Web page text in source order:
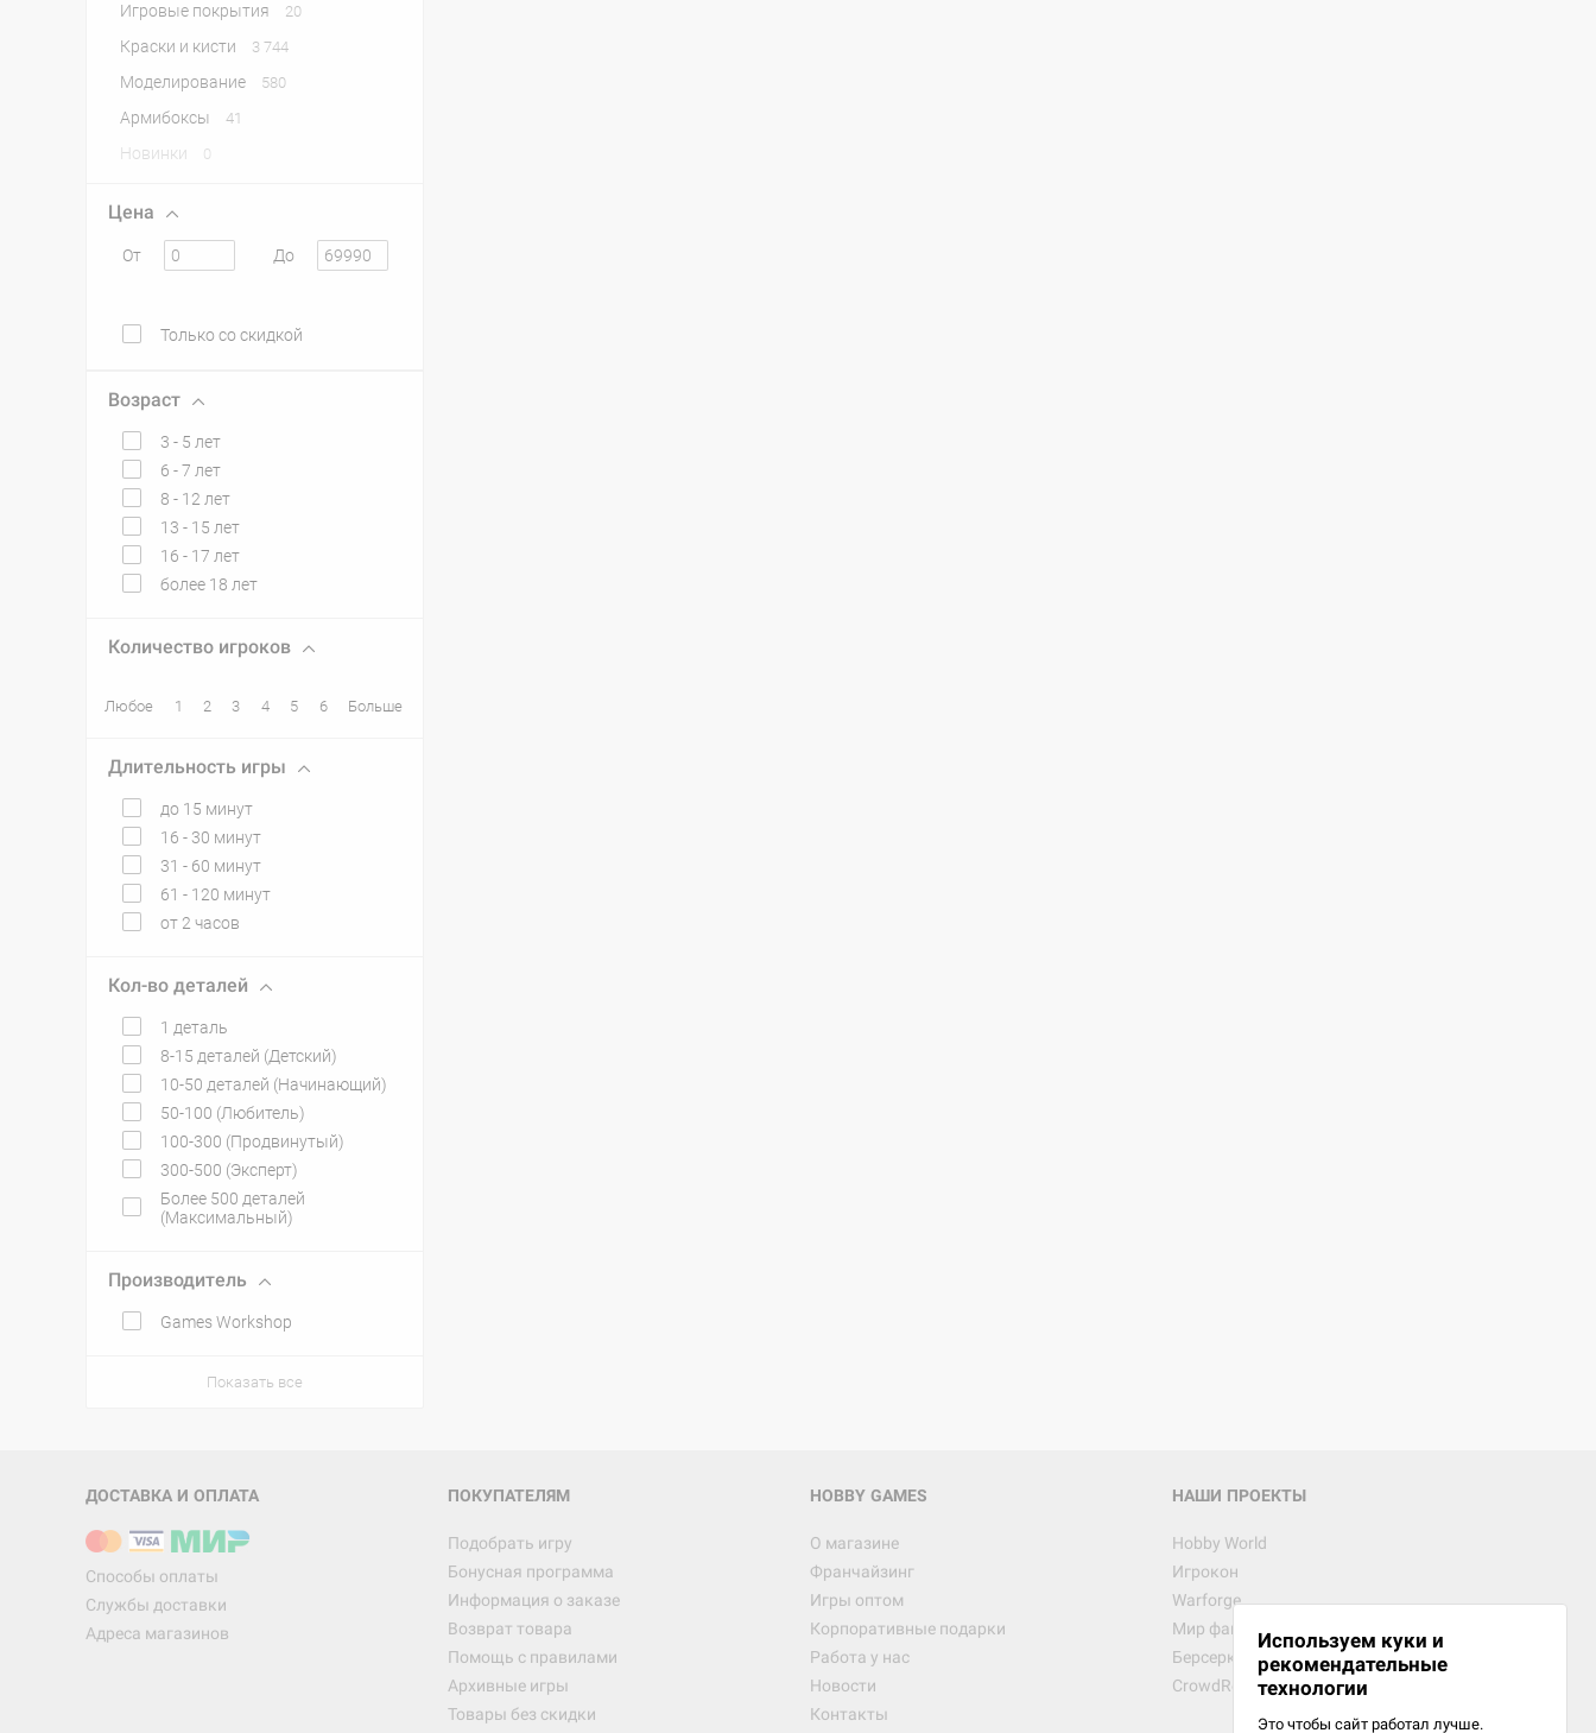
Игровые покрытия 20
Краски и кисти 3 744
Моделирование 580
Армибоксы 41
Новинки 0
Цена
От До
Только со скидкой
Возраст
3 - 5 лет
6 - 7 лет
8 - 12 лет
13 - 15 лет
16 - 17 лет
более 18 лет
Количество игроков
Любое 1 2 3 4 5 6 Больше
Длительность игры
до 15 минут
16 - 30 минут
31 - 60 минут
61 - 120 минут
от 2 часов
Кол-во деталей
1 деталь
8-15 деталей (Детский)
10-50 деталей (Начинающий)
50-100 (Любитель)
100-300 (Продвинутый)
300-500 (Эксперт)
Более 500 деталей
(Максимальный)
Производитель
Games Workshop
Показать все
ДОСТАВКА И ОПЛАТА
Способы оплаты
Службы доставки
Адреса магазинов
ПОКУПАТЕЛЯМ
Подобрать игру
Бонусная программа
Информация о заказе
Возврат товара
Помощь с правилами
Архивные игры
Товары без скидки
HOBBY GAMES
О магазине
Франчайзинг
Игры оптом
Корпоративные подарки
Работа у нас
Новости
Контакты
НАШИ ПРОЕКТЫ
Hobby World
Игрокон
Warforge
Мир фантастики
Берсерк
CrowdRepublic
Используем куки и
рекомендательные
технологии
Это чтобы сайт работал лучше.